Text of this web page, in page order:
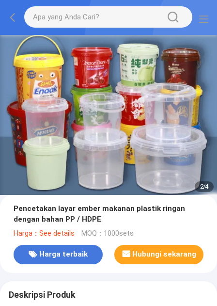
2/4
Pencetakan layar ember makanan plastik ringan
dengan bahan PP / HDPE
Harga：See details MOQ：1000sets
Harga terbaik Hubungi sekarang
Deskripsi Produk